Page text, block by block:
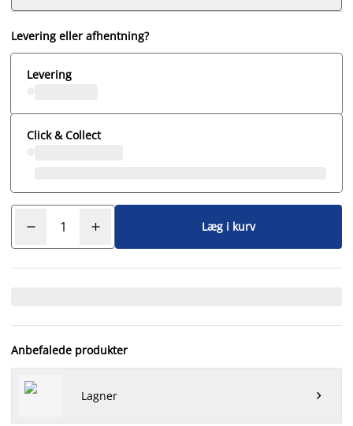
Levering eller afhentning?
Levering
Click & Collect
Læg i kurv
Anbefalede produkter
Lagner 